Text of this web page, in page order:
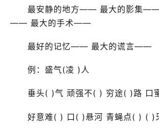
最安静的地方—— 最大的影集——
—— 最大的手术——
最好的记忆—— 最大的谎言——
例：盛气(凌 )人
垂头( )气 顽强不( ) 穷途( )路 口
好意难( ) 口( )悬河 青蝇点( ) ( )